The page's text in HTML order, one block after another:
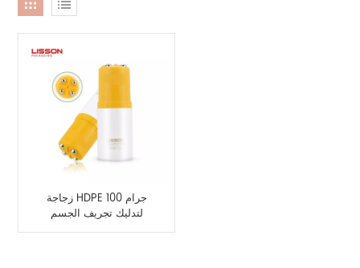
زجاجة HDPE 100 جرام
لتدليك تجريف الجسم